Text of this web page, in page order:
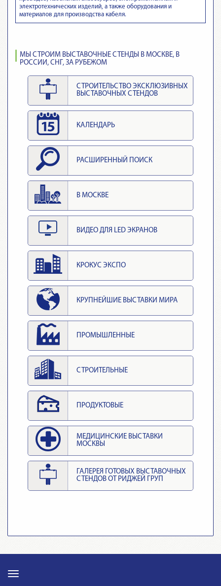
электротехнических изделий, а также оборудования и
материалов для производства кабеля.
МЫ СТРОИМ ВЫСТАВОЧНЫЕ СТЕНДЫ В МОСКВЕ, В
РОССИИ, СНГ, ЗА РУБЕЖОМ
СТРОИТЕЛЬСТВО ЭКСКЛЮЗИВНЫХ
ВЫСТАВОЧНЫХ СТЕНДОВ
КАЛЕНДАРЬ
РАСШИРЕННЫЙ ПОИСК
В МОСКВЕ
ВИДЕО ДЛЯ LED ЭКРАНОВ
КРОКУС ЭКСПО
КРУПНЕЙШИЕ ВЫСТАВКИ МИРА
ПРОМЫШЛЕННЫЕ
СТРОИТЕЛЬНЫЕ
ПРОДУКТОВЫЕ
МЕДИЦИНСКИЕ ВЫСТАВКИ
МОСКВЫ
ГАЛЕРЕЯ ГОТОВЫХ ВЫСТАВОЧНЫХ
СТЕНДОВ ОТ РИДЖЕЙ ГРУП